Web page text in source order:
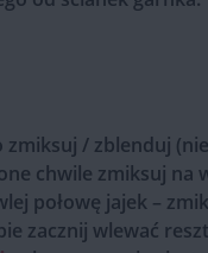
zmiksuj / zblenduj
chwile zmiksuj na
połowę jajek –
zacznij wlewać